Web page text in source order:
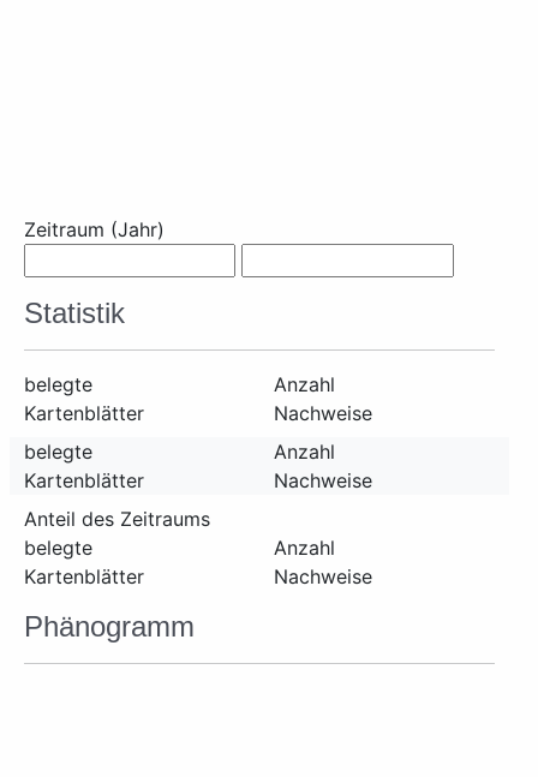
Zeitraum (Jahr)
Statistik
belegte
Kartenblätter
Anzahl
Nachweise
belegte
Kartenblätter
Anzahl
Nachweise
Anteil des Zeitraums
belegte
Kartenblätter
Anzahl
Nachweise
Phänogramm